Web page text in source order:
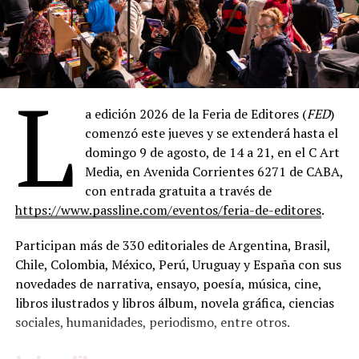
la mejilla, él a ella en el cuello. Sea o no exacto en ese
detalle, lo cierto es que el vínculo fue instantáneo y
devorador. Cuatro meses después, el 16 de junio de 1956,
se casó con él, Ted Hughes, en secreto en la iglesia de St.
George the Martyr, en Queen Square, Londres. Secreto
porque ella temía perder la beca; secreto, también,
porque a esa altura ya sabían que su historia iba a
necesitar cierta clandestinidad para sobrevivir a los
La luna de miel los llevó primero a París, después a
Madrid, después a Alicante, y finalmente a un pueblo de
pescadores en la costa levantina del que casi nadie fuera
de España había oído hablar: Benidorm. Un puñado de
casas blancas trepando por un promontorio rocoso,
barcas de sardineros, burros tirando de carros por calles
de tierra, y una economía que giraba en torno a la pesca
y a muy poco más.
L a edición 2026 de la Feria de Editores (FED)
comenzó este jueves y se extenderá hasta el
domingo 9 de agosto, de 14 a 21, en el C Art
Media, en Avenida Corrientes 6271 de CABA,
con entrada gratuita a través de
https://www.passline.com/eventos/feria-de-editores.
Participan más de 330 editoriales de Argentina, Brasil,
Chile, Colombia, México, Perú, Uruguay y España con sus
novedades de narrativa, ensayo, poesía, música, cine,
libros ilustrados y libros álbum, novela gráfica, ciencias
sociales, humanidades, periodismo, entre otros.